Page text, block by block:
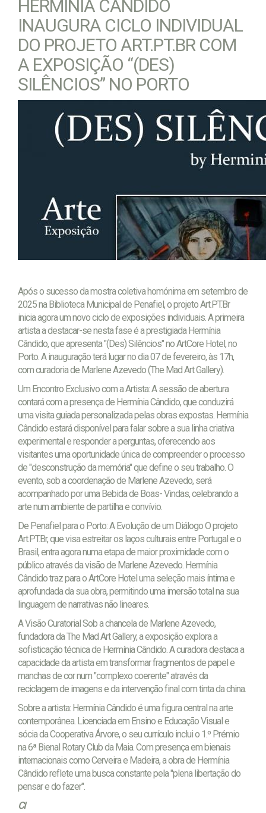
HERMÍNIA CÂNDIDO
INAUGURA CICLO INDIVIDUAL
DO PROJETO ART.PT.BR COM
A EXPOSIÇÃO “(DES)
SILÊNCIOS” NO PORTO
Após o sucesso da mostra coletiva homónima em setembro de
2025 na Biblioteca Municipal de Penafiel, o projeto Art.PT.Br
inicia agora um novo ciclo de exposições individuais. A primeira
artista a destacar-se nesta fase é a prestigiada Hermínia
Cândido, que apresenta "(Des) Silêncios" no ArtCore Hotel, no
Porto. A inauguração terá lugar no dia 07 de fevereiro, às 17h,
com curadoria de Marlene Azevedo (The Mad Art Gallery).
Um Encontro Exclusivo com a Artista: A sessão de abertura
contará com a presença de Hermínia Cândido, que conduzirá
uma visita guiada personalizada pelas obras expostas. Hermínia
Cândido estará disponível para falar sobre a sua linha criativa
experimental e responder a perguntas, oferecendo aos
visitantes uma oportunidade única de compreender o processo
de "desconstrução da memória" que define o seu trabalho. O
evento, sob a coordenação de Marlene Azevedo, será
acompanhado por uma Bebida de Boas- Vindas, celebrando a
arte num ambiente de partilha e convívio.
De Penafiel para o Porto: A Evolução de um Diálogo O projeto
Art.PT.Br, que visa estreitar os laços culturais entre Portugal e o
Brasil, entra agora numa etapa de maior proximidade com o
público através da visão de Marlene Azevedo. Hermínia
Cândido traz para o ArtCore Hotel uma seleção mais íntima e
aprofundada da sua obra, permitindo uma imersão total na sua
linguagem de narrativas não lineares.
A Visão Curatorial Sob a chancela de Marlene Azevedo,
fundadora da The Mad Art Gallery, a exposição explora a
sofisticação técnica de Hermínia Cândido. A curadora destaca a
capacidade da artista em transformar fragmentos de papel e
manchas de cor num "complexo coerente" através da
reciclagem de imagens e da intervenção final com tinta da china.
Sobre a artista: Hermínia Cândido é uma figura central na arte
contemporânea. Licenciada em Ensino e Educação Visual e
sócia da Cooperativa Árvore, o seu currículo inclui o 1.º Prémio
na 6ª Bienal Rotary Club da Maia. Com presença em bienais
internacionais como Cerveira e Madeira, a obra de Hermínia
Cândido reflete uma busca constante pela "plena libertação do
pensar e do fazer".
CI